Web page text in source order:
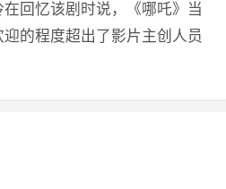
回忆该剧时说，《哪吒》当
的程度超出了影片主创人员